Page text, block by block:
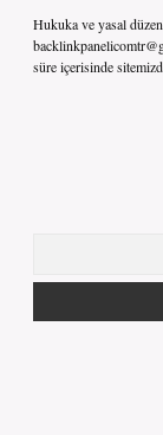
Hukuka ve yasal
süre içerisinde